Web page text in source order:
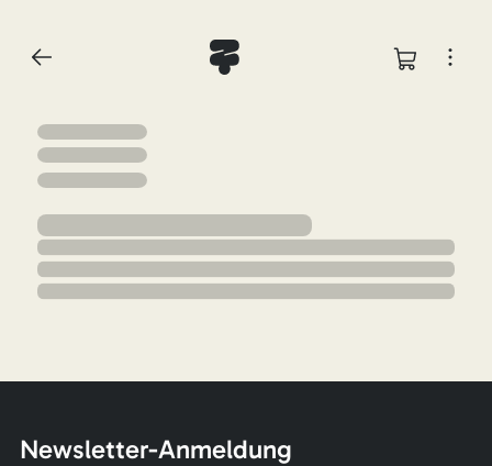
Newsletter-Anmeldung